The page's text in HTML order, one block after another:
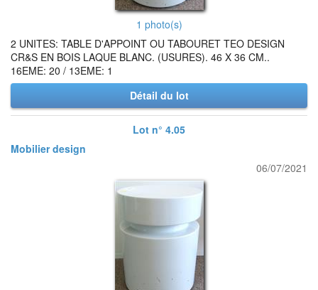
1 photo(s)
2 UNITES: TABLE D'APPOINT OU TABOURET TEO DESIGN
CR&S EN BOIS LAQUE BLANC. (USURES). 46 X 36 CM..
16EME: 20 / 13EME: 1
Détail du lot
Lot n° 4.05
Mobilier design
06/07/2021